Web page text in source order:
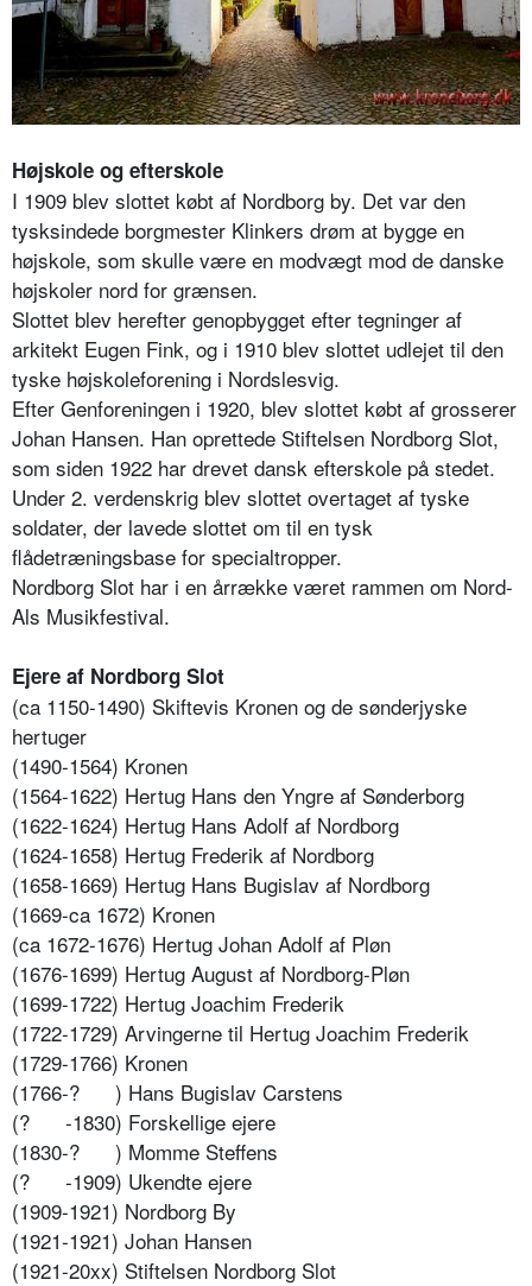
Højskole og efterskole
I 1909 blev slottet købt af Nordborg by. Det var den
tysksindede borgmester Klinkers drøm at bygge en
højskole, som skulle være en modvægt mod de danske
højskoler nord for grænsen.
Slottet blev herefter genopbygget efter tegninger af
arkitekt Eugen Fink, og i 1910 blev slottet udlejet til den
tyske højskoleforening i Nordslesvig.
Efter Genforeningen i 1920, blev slottet købt af grosserer
Johan Hansen. Han oprettede Stiftelsen Nordborg Slot,
som siden 1922 har drevet dansk efterskole på stedet.
Under 2. verdenskrig blev slottet overtaget af tyske
soldater, der lavede slottet om til en tysk
flådetræningsbase for specialtropper.
Nordborg Slot har i en årrække været rammen om Nord-
Als Musikfestival.
Ejere af Nordborg Slot
(ca 1150-1490) Skiftevis Kronen og de sønderjyske
hertuger
(1490-1564) Kronen
(1564-1622) Hertug Hans den Yngre af Sønderborg
(1622-1624) Hertug Hans Adolf af Nordborg
(1624-1658) Hertug Frederik af Nordborg
(1658-1669) Hertug Hans Bugislav af Nordborg
(1669-ca 1672) Kronen
(ca 1672-1676) Hertug Johan Adolf af Pløn
(1676-1699) Hertug August af Nordborg-Pløn
(1699-1722) Hertug Joachim Frederik
(1722-1729) Arvingerne til Hertug Joachim Frederik
(1729-1766) Kronen
(1766-?
) Hans Bugislav Carstens
(?
-1830) Forskellige ejere
(1830-?
) Momme Steffens
(?
-1909) Ukendte ejere
(1909-1921) Nordborg By
(1921-1921) Johan Hansen
(1921-20xx) Stiftelsen Nordborg Slot